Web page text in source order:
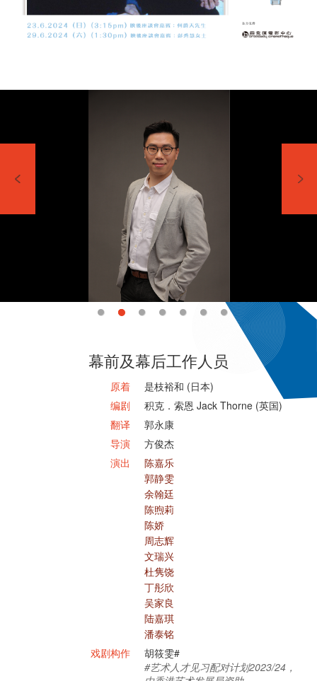
幕前及幕后工作人员
原着
是枝裕和 (日本)
编剧
积克．索恩 Jack Thorne (英国)
翻译
郭永康
导演
方俊杰
演出
陈嘉乐
郭静雯
余翰廷
陈煦莉
陈娇
周志辉
文瑞兴
杜隽饶
丁彤欣
吴家良
陆嘉琪
潘泰铭
戏剧构作
胡筱雯#
#艺术人才见习配对计划2023/24，